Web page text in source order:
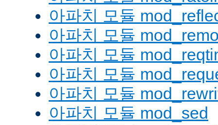
아파치 모듈
아파치 모듈
아파치 모듈
아파치 모듈
아파치 모듈
아파치 모듈 mod_sed